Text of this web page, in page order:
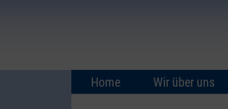
Home Wir über uns